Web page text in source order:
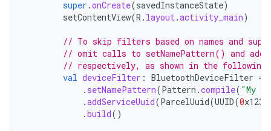
super .onCreate(savedInstanceState)
setContentView(R . layout .activity_main)
// To skip filters based on names and
// omit calls to setNamePattern() and
// respectively, as shown in the following
val deviceFilter : BluetoothDeviceFilter =
. setNamePattern(Pattern .compile( "My
.addServiceUuid(ParcelUuid(UUID(0
.build()